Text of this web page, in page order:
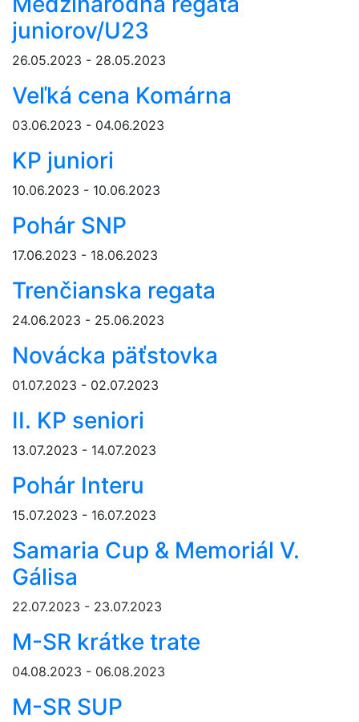
juniorov/U23
26.05.2023 - 28.05.2023
Veľká cena Komárna
03.06.2023 - 04.06.2023
KP juniori
10.06.2023 - 10.06.2023
Pohár SNP
17.06.2023 - 18.06.2023
Trenčianska regata
24.06.2023 - 25.06.2023
Novácka päťstovka
01.07.2023 - 02.07.2023
II. KP seniori
13.07.2023 - 14.07.2023
Pohár Interu
15.07.2023 - 16.07.2023
Samaria Cup & Memoriál V.
Gálisa
22.07.2023 - 23.07.2023
M-SR krátke trate
04.08.2023 - 06.08.2023
M-SR SUP